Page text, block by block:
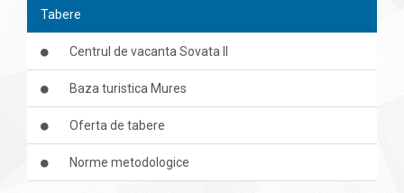
Tabere
Centrul de vacanta Sovata II
Baza turistica Mures
Oferta de tabere
Norme metodologice